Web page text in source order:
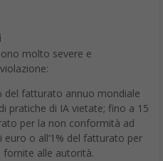
molto severe e
del fatturato annuo mondiale
pratiche di IA vietate; fino a 15
per la non conformità ad
o all’1% del fatturato per
alle autorità.